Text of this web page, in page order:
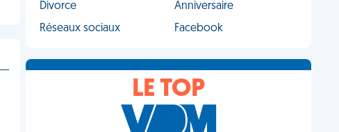
Divorce
Anniversaire
Réseaux sociaux
Facebook
LE TOP